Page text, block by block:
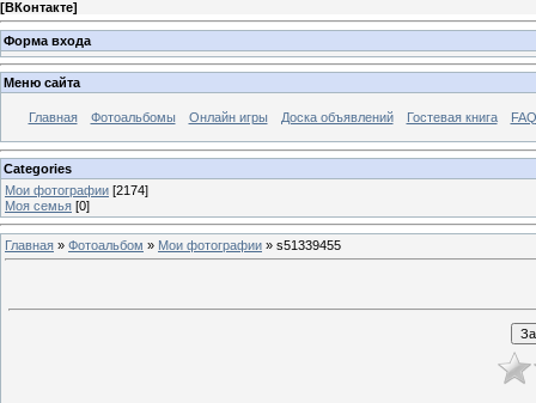
[ВКонтакте]
Форма входа
Меню сайта
Главная Фотоальбомы Онлайн игры Доска объявлений Гостевая книга
Categories
Мои фотографии [2174]
Моя семья [0]
Главная » Фотоальбом » Мои фотографии » s51339455